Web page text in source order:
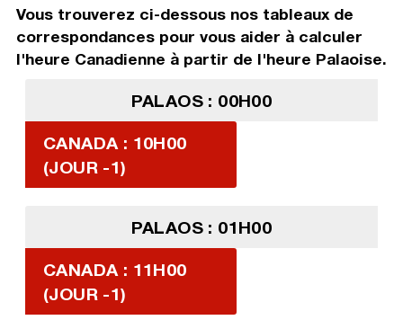
Vous trouverez ci-dessous nos tableaux de
correspondances pour vous aider à calculer
l'heure Canadienne à partir de l'heure Palaoise.
PALAOS : 00H00
CANADA : 10H00
(JOUR -1)
PALAOS : 01H00
CANADA : 11H00
(JOUR -1)